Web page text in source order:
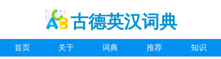
古德英汉词典
首页 关于 词典 推荐 知识